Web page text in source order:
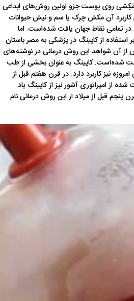
مَکِشی روی پوست جزو اولین روش‌های ابداعی
کاربرد آن مکش چرک یا سم و نیش حیوانات
تمامی نقاط جهان یافت شده‌است. اما
از کاپینگ در پزشکی به مصر باستان
پس از آن شواهد این روش درمانی در نوشته‌های
شده‌است. کاپینگ به عنوان بخشی از طب
نیز کاربرد دارد. در قرن هفتم قبل از
از امپراتوری آشور نیز از کاپینگ یاد
قبل از میلاد از این روش درمانی نام